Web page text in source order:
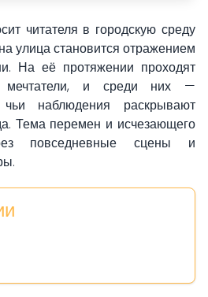
читателя в городскую среду
улица становится отражением
На её протяжении проходят
мечтатели, и среди них —
наблюдения раскрывают
Тема перемен и исчезающего
повседневные сцены и